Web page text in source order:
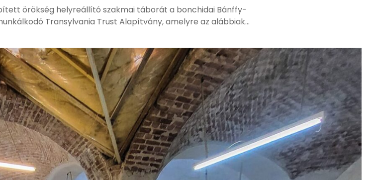
örökség helyreállító szakmai táborát a bonchidai Bánffy-
Transylvania Trust Alapítvány, amelyre az alábbiak
szakképzést, azzal a céllal, …